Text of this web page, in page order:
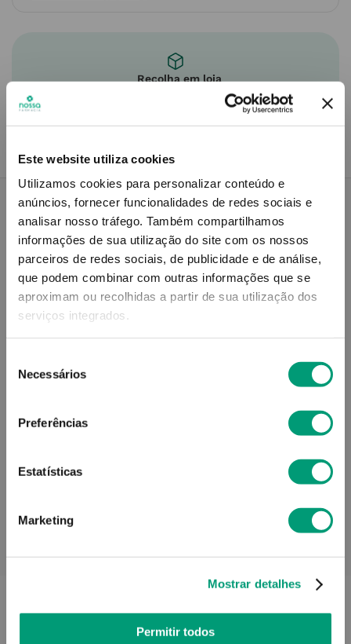
Este website utiliza cookies
Utilizamos cookies para personalizar conteúdo e
anúncios, fornecer funcionalidades de redes sociais e
analisar nosso tráfego. Também compartilhamos
informações de sua utilização do site com os nossos
parceiros de redes sociais, de publicidade e de análise,
que podem combinar com outras informações que se
aproximam ou recolhidas a partir de sua utilização dos
serviços integrados.
Necessários
Preferências
Estatísticas
Marketing
Mostrar detalhes
Permitir todos
Recolha em loja
Compre no site e recolha numa das mais de 120 Farmácias
perto de si.
Descrição do Produto
Modo de utilização
Contra-indicações
PODERÁ TAMBÉM GOSTAR